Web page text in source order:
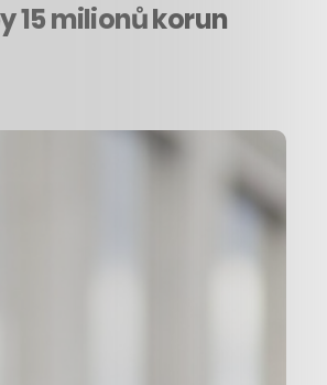
15 milionů korun